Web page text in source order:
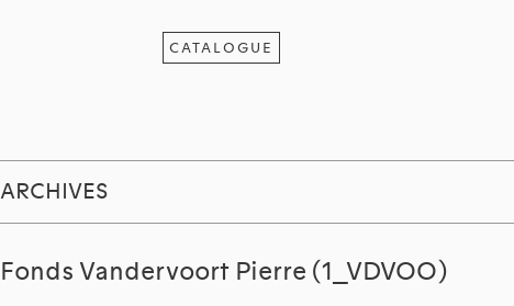
CATALOGUE
ARCHIVES
Fonds Vandervoort Pierre (1_VDVOO)